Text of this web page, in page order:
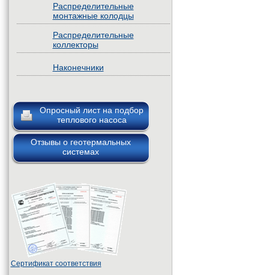
Распределительные
монтажные колодцы
Распределительные
коллекторы
Наконечники
Опросный лист на подбор
теплового насоса
Отзывы о геотермальных
системах
Сертификат соответствия